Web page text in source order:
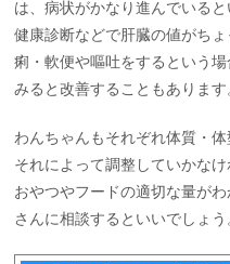
は、病状がかなり進んでいると
健康診断などで肝臓の値がち
痢・軟便や嘔吐をするという
みると改善することもあります
わんちゃんもそれぞれ体質・
それによって調整していかなけ
おやつやフードの適切な量が
さんに相談するといいでしょう